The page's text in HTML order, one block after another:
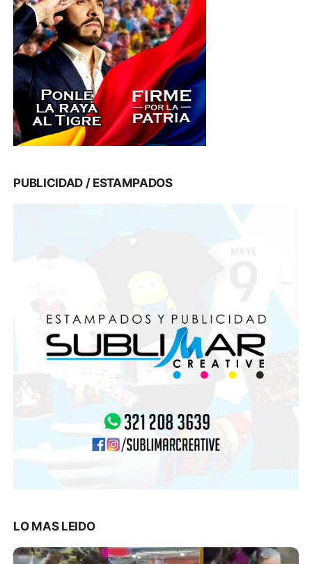
PUBLICIDAD / ESTAMPADOS
LO MAS LEIDO